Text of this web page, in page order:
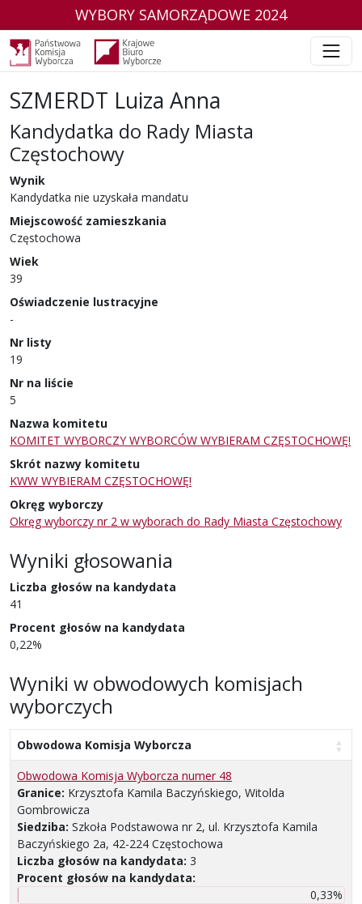
WYBORY SAMORZĄDOWE 2024
SZMERDT Luiza Anna
Kandydatka do Rady Miasta
Częstochowy
w wyborach samorządowych w 2024 r.
Wynik
Kandydatka nie uzyskała mandatu
Miejscowość zamieszkania
Częstochowa
Wiek
39
Oświadczenie lustracyjne
-
Nr listy
19
Nr na liście
5
Nazwa komitetu
KOMITET WYBORCZY WYBORCÓW WYBIERAM CZĘSTOCHOWĘ!
Skrót nazwy komitetu
KWW WYBIERAM CZĘSTOCHOWĘ!
Okręg wyborczy
Okręg wyborczy nr 2 w wyborach do Rady Miasta Częstochowy
Wyniki głosowania
Liczba głosów na kandydata
41
Procent głosów na kandydata
0,22%
Wyniki w obwodowych komisjach
wyborczych
Obwodowa Komisja Wyborcza
Obwodowa Komisja Wyborcza numer 48
Granice: Krzysztofa Kamila Baczyńskiego, Witolda
Gombrowicza
Siedziba: Szkoła Podstawowa nr 2, ul. Krzysztofa Kamila
Baczyńskiego 2a, 42-224 Częstochowa
Liczba głosów na kandydata: 3
Procent głosów na kandydata:
0,33%